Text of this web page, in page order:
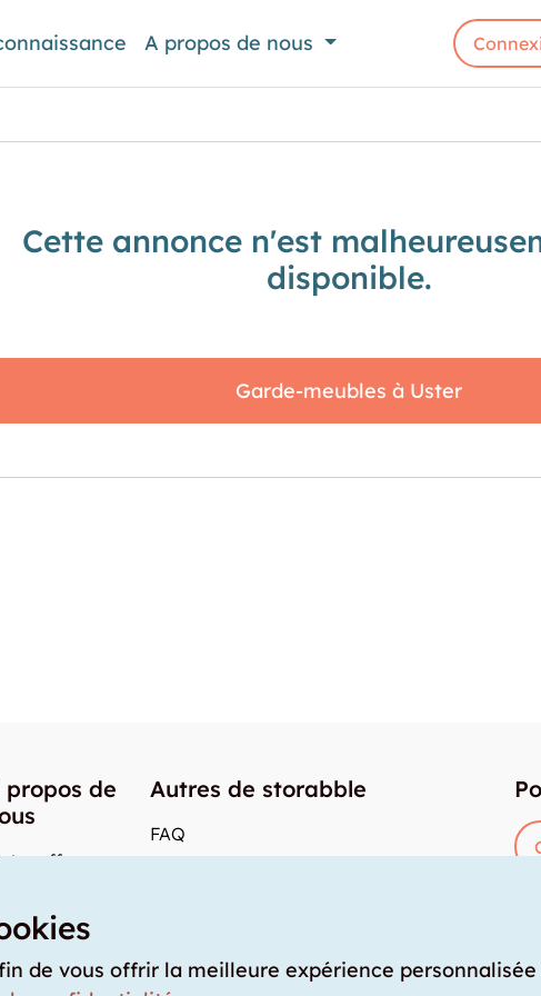
A propos de nous
Cette annonce n'est
disponible.
Garde-meubles à Uster
propos de
offre
team
prix
Autres de storabble
FAQ
Quel est le tarif moyen d'un garde-meuble?
de vous offrir la meilleure expérience personnalisée